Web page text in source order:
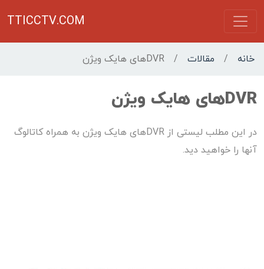
TTICCTV.COM
خانه / مقالات / DVRهای هایک ویژن
DVRهای هایک ویژن
در این مطلب لیستی از DVRهای هایک ویژن به همراه کاتالوگ
آنها را خواهید دید.